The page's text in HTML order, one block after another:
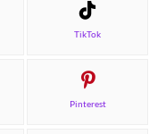
TikTok
Pinterest